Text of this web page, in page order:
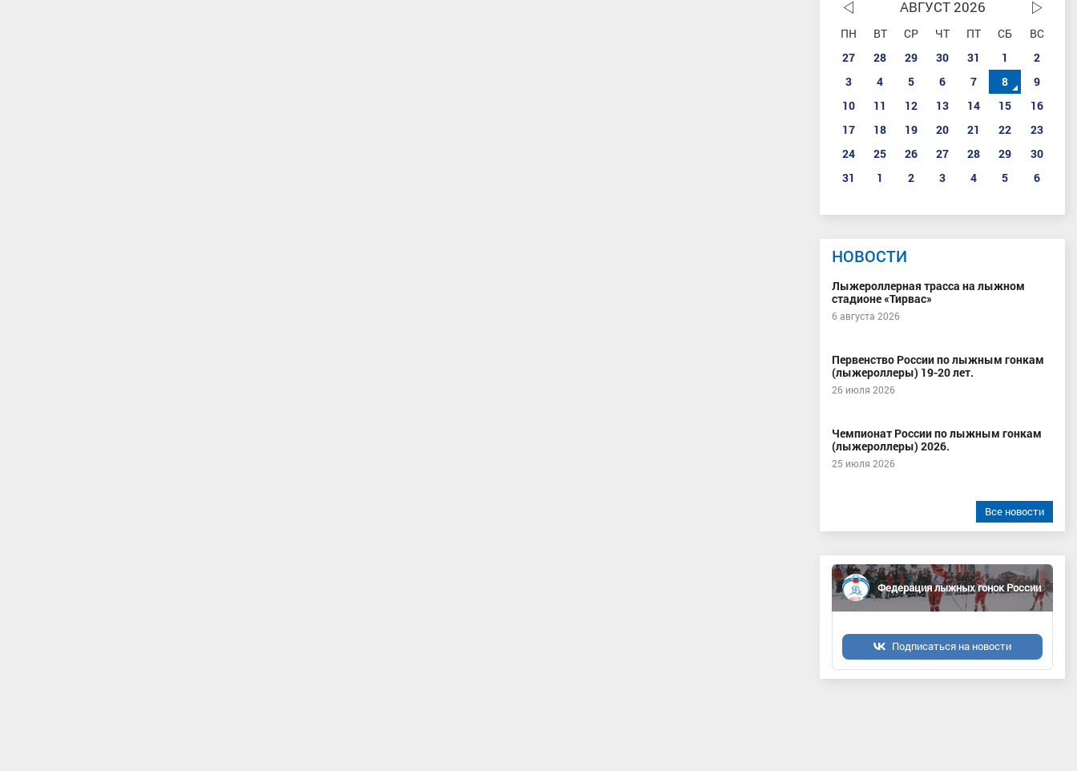
АВГУСТ 2026
ПН ВТ СР ЧТ ПТ СБ
ВС
27
28 29 30 31 1
2
3
4 5 6 7 8
9
10
11 12 13 14 15
16
17
18 19 20 21 22
23
24
25 26 27 28 29
30
31
1 2 3 4 5 6
НОВОСТИ
Лыжероллерная трасса на лыжном
стадионе «Тирвас»
6 августа 2026
Первенство России по лыжным гонкам
(лыжероллеры) 19-20 лет.
26 июля 2026
Чемпионат России по лыжным гонкам
(лыжероллеры) 2026.
25 июля 2026
Все новости
Федерация лыжных гонок России
Подписаться на новости